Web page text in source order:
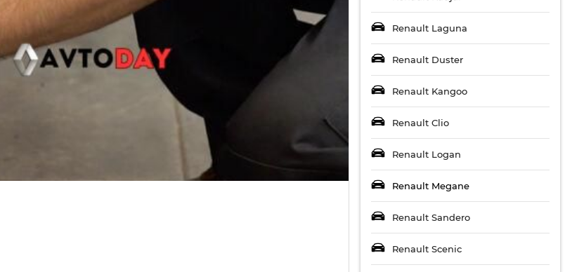
Renault Laguna
Renault Duster
Renault Kangoo
Renault Clio
Renault Logan
Renault Megane
Renault Sandero
Renault Scenic